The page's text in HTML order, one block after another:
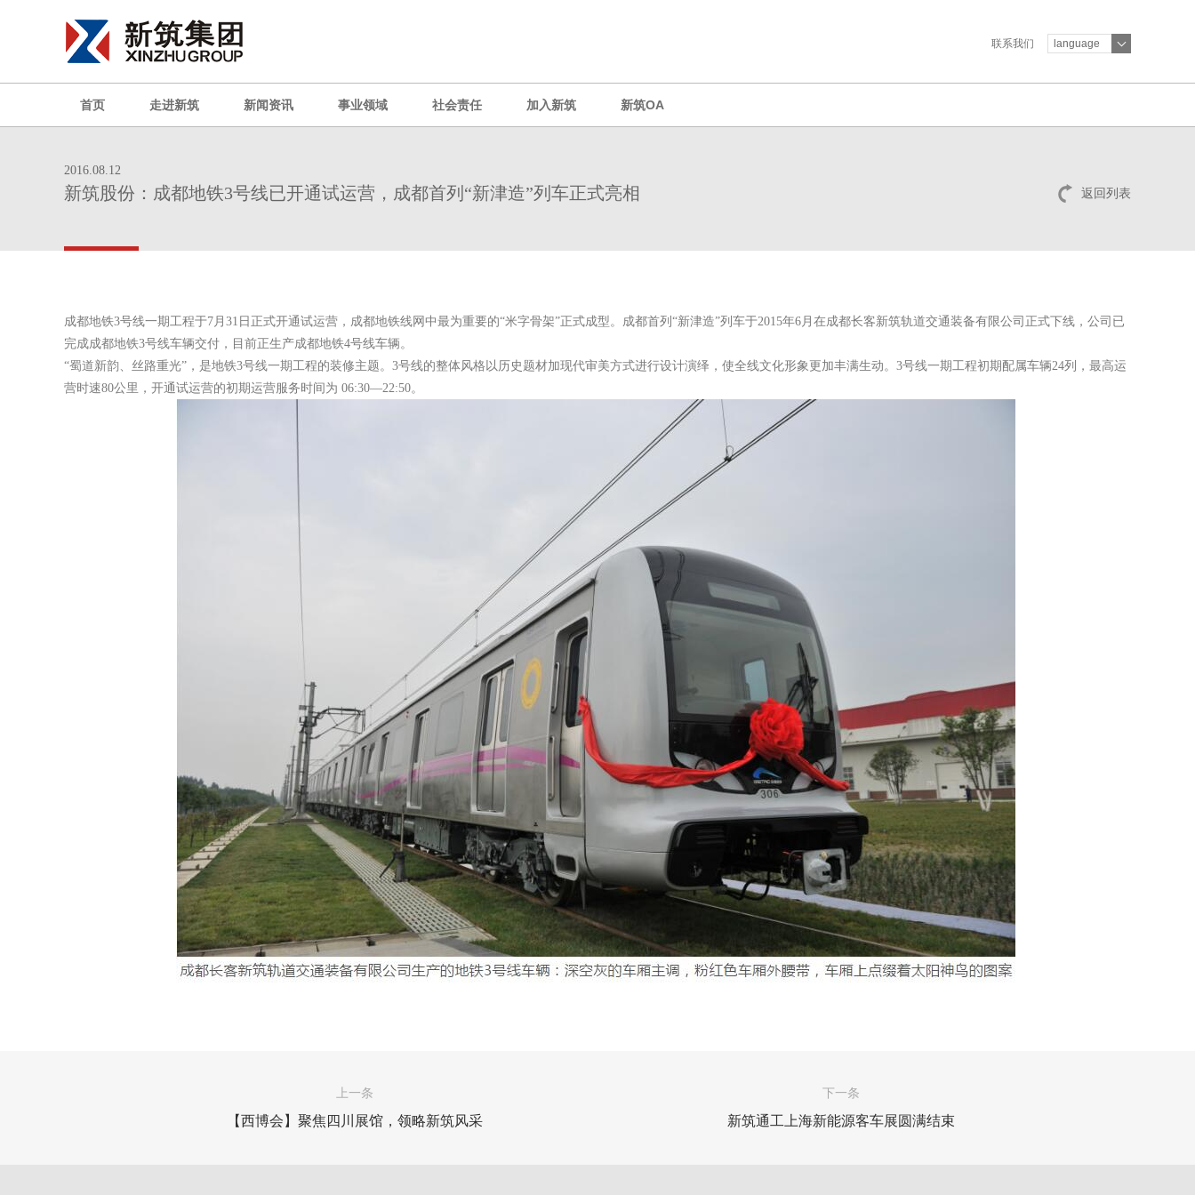
联系我们 language
首页 走进新筑 新闻资讯 事业领域 社会责任 加入新筑 新筑OA
返回列表
2016.08.12
新筑股份：成都地铁3号线已开通试运营，成都首列“新津造”列车正式亮相
成都地铁3号线一期工程于7月31日正式开通试运营，成都地铁线网中最为重要的“米字骨架”正式成型。成都首列“新津造”列车于2015年6月在成都长客新筑轨道交通装备有限公司正式下线，公司已
完成成都地铁3号线车辆交付，目前正生产成都地铁4号线车辆。
“蜀道新韵、丝路重光”，是地铁3号线一期工程的装修主题。3号线的整体风格以历史题材加现代审美方式进行设计演绎，使全线文化形象更加丰满生动。3号线一期工程初期配属车辆24列，最高运
营时速80公里，开通试运营的初期运营服务时间为 06:30—22:50。
上一条
【西博会】聚焦四川展馆，领略新筑风采
下一条
新筑通工上海新能源客车展圆满结束